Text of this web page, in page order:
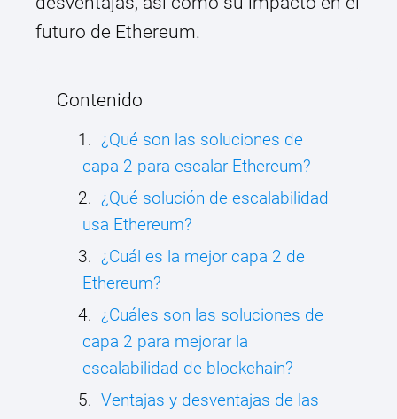
futuro de Ethereum.
Contenido
¿Qué son las soluciones de
capa 2 para escalar Ethereum?
¿Qué solución de escalabilidad
usa Ethereum?
¿Cuál es la mejor capa 2 de
Ethereum?
¿Cuáles son las soluciones de
capa 2 para mejorar la
escalabilidad de blockchain?
Ventajas y desventajas de las